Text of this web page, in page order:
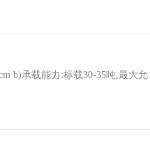
b)承载能力:标载30-35吨,最大允